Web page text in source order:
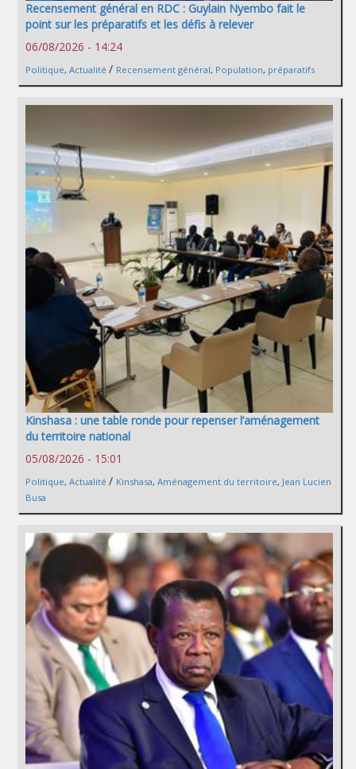
Recensement général en RDC : Guylain Nyembo fait le
point sur les préparatifs et les défis à relever
06/08/2026 - 14:24
Politique, Actualité / Recensement général, Population, préparatifs
Kinshasa : une table ronde pour repenser l’aménagement
du territoire national
05/08/2026 - 15:01
Politique, Actualité / Kinshasa, Aménagement du territoire, Jean Lucien
Busa